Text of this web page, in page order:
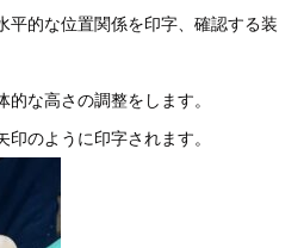
平的な位置関係を印字、確認する装
的な高さの調整をします。
のように印字されます。